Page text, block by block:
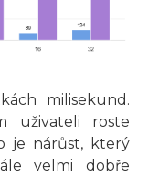
milisekund.
uživateli roste
je nárůst, který
velmi dobře